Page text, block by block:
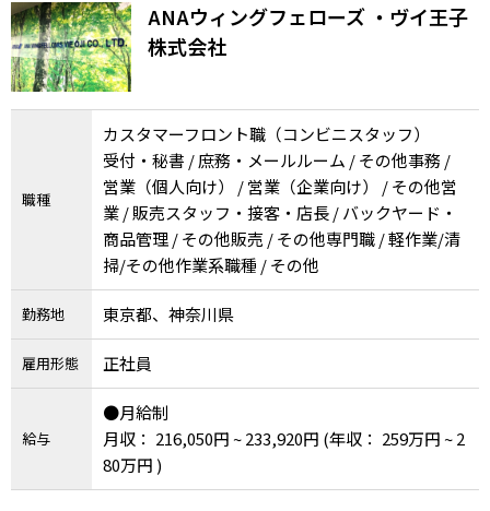
ANAウィングフェローズ ・ヴイ王子
株式会社
職種
カスタマーフロント職（コンビニスタッフ）
受付・秘書 / 庶務・メールルーム / その他事務 /
営業（個人向け） / 営業（企業向け） / その他営
業 / 販売スタッフ・接客・店長 / バックヤード・
商品管理 / その他販売 / その他専門職 / 軽作業/清
掃/その他作業系職種 / その他
勤務地 東京都、神奈川県
雇用形態 正社員
給与
●月給制
月収： 216,050円 ~ 233,920円 (年収： 259万円 ~ 2
80万円 )
求人検索・スカウトサービス
障害者専門の求人検索・スカウトサービス
就労移行支援サービス
障害別専門支援の就労移行支援サービス
IT・Web制作スキルを身につける就労移行支援サービス
ソーシャルファームサービス
しいたけ生産で実現する
新しい障害者雇用支援サービス
お問い合わせ
よくある質問
採用をお考えの企業様はこちら
メニューを閉じる